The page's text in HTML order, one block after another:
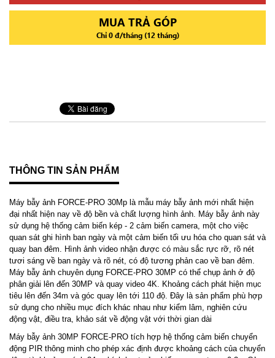
MUA TRẢ GÓP
Chỉ 0 đ/tháng (12 tháng)
THÔNG TIN SẢN PHẨM
Máy bẫy ảnh FORCE-PRO 30Mp là mẫu máy bẫy ảnh mới nhất hiện
đại nhất hiện nay về độ bền và chất lượng hình ảnh. Máy bẫy ảnh này
sử dụng hệ thống cảm biến kép - 2 cảm biến camera, một cho việc
quan sát ghi hình ban ngày và một cảm biến tối ưu hóa cho quan sát và
quay ban đêm. Hình ảnh video nhận được có màu sắc rực rỡ, rõ nét
tươi sáng về ban ngày và rõ nét, có độ tương phản cao về ban đêm.
Máy bẫy ảnh chuyên dụng FORCE-PRO 30MP có thể chụp ảnh ở độ
phân giải lên đến 30MP và quay video 4K. Khoảng cách phát hiện mục
tiêu lên đến 34m và góc quay lên tới 110 độ. Đây là sản phẩm phù hợp
sử dụng cho nhiều mục đích khác nhau như kiểm lâm, nghiên cứu
động vật, điều tra, khảo sát về động vật với thời gian dài
Máy bẫy ảnh 30MP FORCE-PRO tích hợp hệ thống cảm biến chuyển
động PIR thông minh cho phép xác định được khoảng cách của chuyển